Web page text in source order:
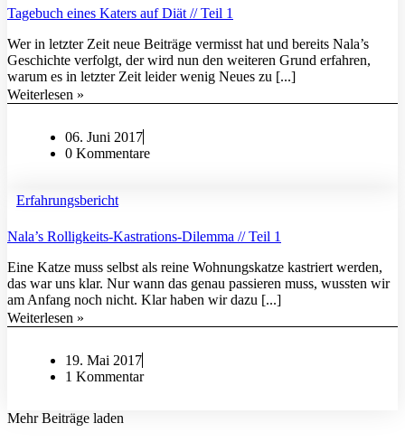
Tagebuch eines Katers auf Diät // Teil 1
Wer in letzter Zeit neue Beiträge vermisst hat und bereits Nala’s
Geschichte verfolgt, der wird nun den weiteren Grund erfahren,
warum es in letzter Zeit leider wenig Neues zu [...]
Weiterlesen »
06. Juni 2017
0 Kommentare
Erfahrungsbericht
Nala’s Rolligkeits-Kastrations-Dilemma // Teil 1
Eine Katze muss selbst als reine Wohnungskatze kastriert werden,
das war uns klar. Nur wann das genau passieren muss, wussten wir
am Anfang noch nicht. Klar haben wir dazu [...]
Weiterlesen »
19. Mai 2017
1 Kommentar
Mehr Beiträge laden